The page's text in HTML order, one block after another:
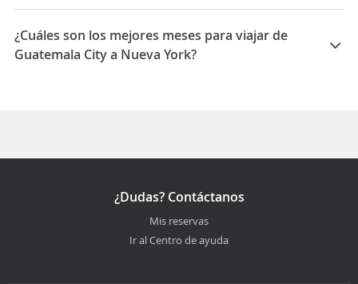
La duración media para viajar entre Guatemala City y
Nueva York es 08:28
¿Cuáles son los mejores meses para viajar de
Guatemala City a Nueva York?
¿Dudas? Contáctanos
Mis reservas
Ir al Centro de ayuda